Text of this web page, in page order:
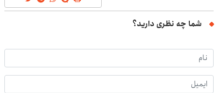
شما چه نظری دارید؟